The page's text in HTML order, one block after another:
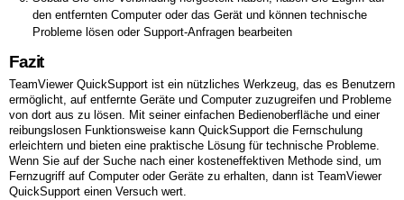
den entfernten Computer oder das Gerät und können technische
Probleme lösen oder Support-Anfragen bearbeiten
Fazit
TeamViewer QuickSupport ist ein nützliches Werkzeug, das es Benutzern
ermöglicht, auf entfernte Geräte und Computer zuzugreifen und Probleme
von dort aus zu lösen. Mit seiner einfachen Bedienoberfläche und einer
reibungslosen Funktionsweise kann QuickSupport die Fernschulung
erleichtern und bieten eine praktische Lösung für technische Probleme.
Wenn Sie auf der Suche nach einer kosteneffektiven Methode sind, um
Fernzugriff auf Computer oder Geräte zu erhalten, dann ist TeamViewer
QuickSupport einen Versuch wert.